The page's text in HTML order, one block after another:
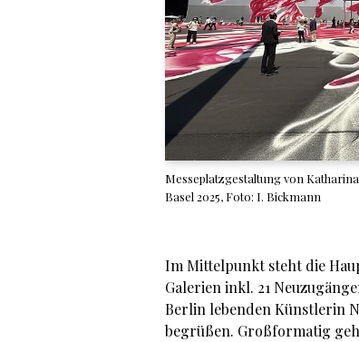
Messeplatzgestaltung von
Basel 2025, Foto: I. Bickmann
Im Mittelpunkt steht die
Galerien inkl. 21
Berlin lebenden Künstlerin
begrüßen. Großformatig